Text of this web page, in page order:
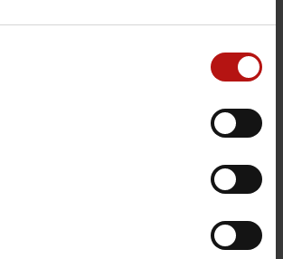
(hjerteforeningen.dk).
årligt i Danmark
100 patienter er stadig i live
undersøgelse konstaterer,